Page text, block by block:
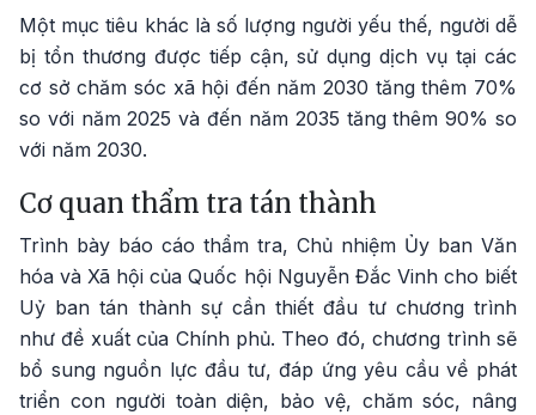
Một mục tiêu khác là số lượng người yếu thế, người dễ
bị tổn thương được tiếp cận, sử dụng dịch vụ tại các
cơ sở chăm sóc xã hội đến năm 2030 tăng thêm 70%
so với năm 2025 và đến năm 2035 tăng thêm 90% so
với năm 2030.
Cơ quan thẩm tra tán thành
Trình bày báo cáo thẩm tra, Chủ nhiệm Ủy ban Văn
hóa và Xã hội của Quốc hội Nguyễn Đắc Vinh cho biết
Uỷ ban tán thành sự cần thiết đầu tư chương trình
như đề xuất của Chính phủ. Theo đó, chương trình sẽ
bổ sung nguồn lực đầu tư, đáp ứng yêu cầu về phát
triển con người toàn diện, bảo vệ, chăm sóc, nâng